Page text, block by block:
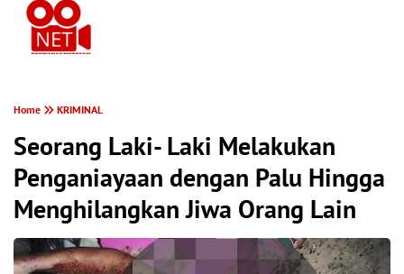
Home KRIMINAL
Seorang Laki- Laki Melakukan
Penganiayaan dengan Palu Hingga
Menghilangkan Jiwa Orang Lain